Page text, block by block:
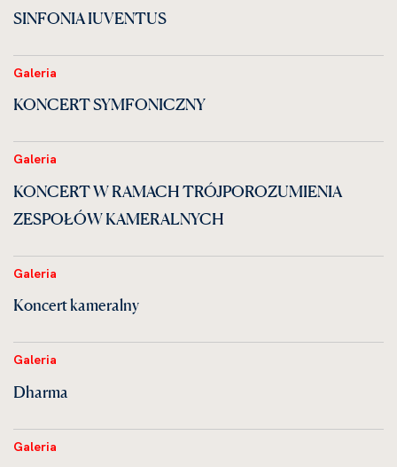
SINFONIA IUVENTUS
Galeria
KONCERT SYMFONICZNY
Galeria
KONCERT W RAMACH TRÓJPOROZUMIENIA
ZESPOŁÓW KAMERALNYCH
Galeria
Koncert kameralny
Galeria
Dharma
Galeria